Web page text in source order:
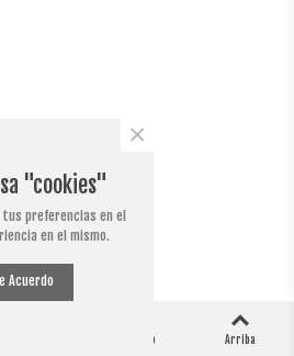
Me ha gustado Arriba
"cookies"
preferencias en el
en el mismo.
Acuerdo
×